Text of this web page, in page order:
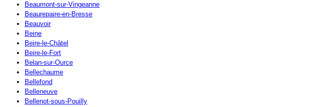
Beaumont-sur-Vingeanne
Beaurepaire-en-Bresse
Beauvoir
Beine
Beire-le-Châtel
Beire-le-Fort
Belan-sur-Ource
Bellechaume
Bellefond
Belleneuve
Bellenot-sous-Pouilly